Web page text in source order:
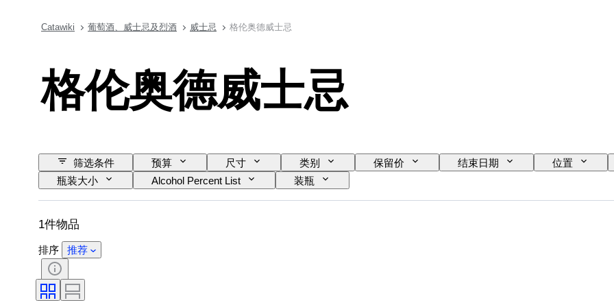
Catawiki 葡萄酒、威士忌及烈酒 威士忌 格伦奥德威士忌
格伦奥德威士忌
筛选条件 预算 尺寸 类别 保留价 结束日期 位置
瓶装大小
Alcohol Percent List 装瓶
1件物品
排序 推荐